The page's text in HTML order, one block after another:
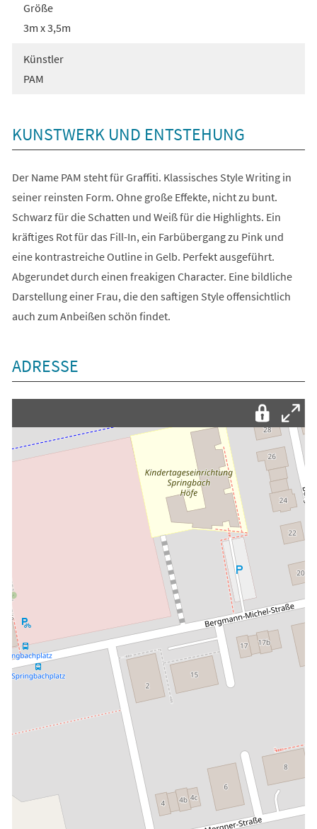
Größe
3m x 3,5m
Künstler
PAM
KUNSTWERK UND ENTSTEHUNG
Der Name PAM steht für Graffiti. Klassisches Style Writing in
seiner reinsten Form. Ohne große Effekte, nicht zu bunt.
Schwarz für die Schatten und Weiß für die Highlights. Ein
kräftiges Rot für das Fill-In, ein Farbübergang zu Pink und
eine kontrastreiche Outline in Gelb. Perfekt ausgeführt.
Abgerundet durch einen freakigen Character. Eine bildliche
Darstellung einer Frau, die den saftigen Style offensichtlich
auch zum Anbeißen schön findet.
ADRESSE